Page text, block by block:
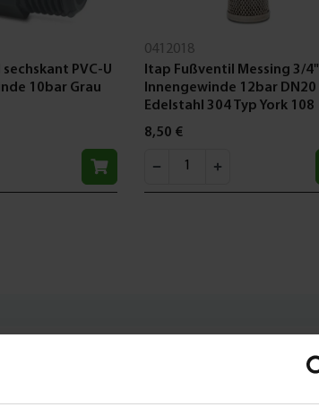
PVC-U
10bar Grau
0412018
Itap Fußventil Messing 3/4"
Innengewinde 12bar DN20
Edelstahl 304 Typ York 108
8,50 €